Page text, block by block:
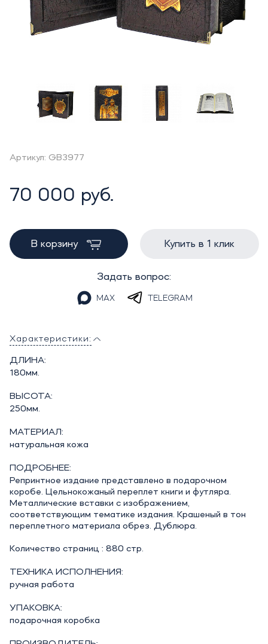
Артикул: GB3977
70 000 руб.
В корзину Купить в 1 клик
Задать вопрос:
MAX TELEGRAM
Характеристики:
ДЛИНА:
180мм.
ВЫСОТА:
250мм.
МАТЕРИАЛ:
натуральная кожа
ПОДРОБНЕЕ:
Репринтное издание представлено в подарочном
коробе. Цельнокожаный переплет книги и футляра.
Металлические вставки с изображением,
соответствующим тематике издания. Крашеный в тон
переплетного материала обрез. Дублюра.
Количество страниц : 880 стр.
ТЕХНИКА ИСПОЛНЕНИЯ:
ручная работа
УПАКОВКА:
подарочная коробка